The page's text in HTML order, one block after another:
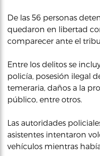
De las 56 personas
quedaron en libertad
comparecer ante el
Entre los delitos se
policía, posesión ilegal
temeraria, daños a la
público, entre otros.
Las autoridades
asistentes intentaron
vehículos mientras